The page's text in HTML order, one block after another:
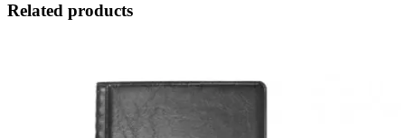
Related products